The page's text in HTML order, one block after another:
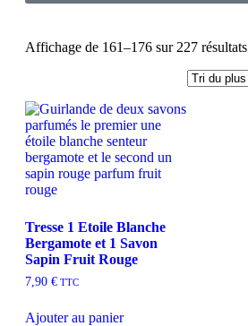
Affichage de 161–176 sur 227 résultats
Tresse 1 Etoile Blanche
Bergamote et 1 Savon
Sapin Fruit Rouge
7,90 € TTC
Ajouter au panier